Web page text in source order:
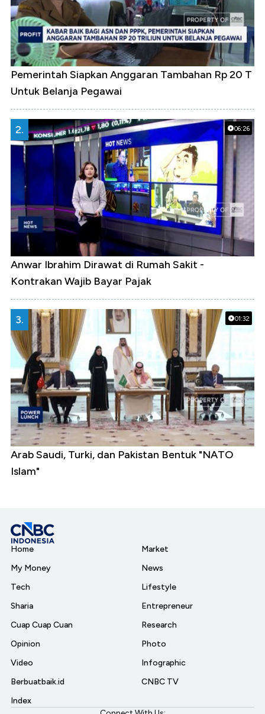
Pemerintah Siapkan Anggaran Tambahan Rp 20 T
Untuk Belanja Pegawai
06:26
2.
Anwar Ibrahim Dirawat di Rumah Sakit -
Kontrakan Wajib Bayar Pajak
01:32
3.
Arab Saudi, Turki, dan Pakistan Bentuk "NATO
Islam"
Home
My Money
Tech
Sharia
Cuap Cuap Cuan
Opinion
Video
Berbuatbaik.id
Index
Market
News
Lifestyle
Entrepreneur
Research
Photo
Infographic
CNBC TV